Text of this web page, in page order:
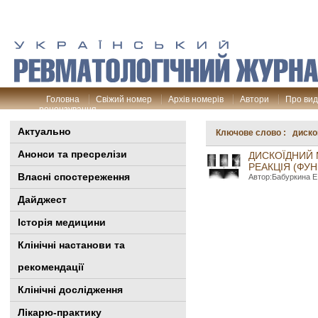
Головна Свіжий номер Архів номерів Автори
Про
рецензування
Актуально
Анонси та пресрелізи
Власні спостереження
Дайджест
Історія медицини
Клінiчні настанови та
рекомендації
Клінічні дослідження
Лікарю-практику
Ключове слово :
ДИСКОЇДНИЙ
РЕАКЦІЯ
Автор:Бабуркина